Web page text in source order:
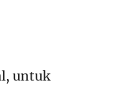
untuk